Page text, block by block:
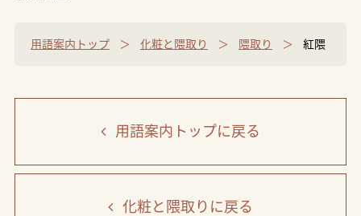
用語案内トップ 化粧と隈取り 隈取り 紅隈
用語案内トップに戻る
化粧と隈取り に戻る